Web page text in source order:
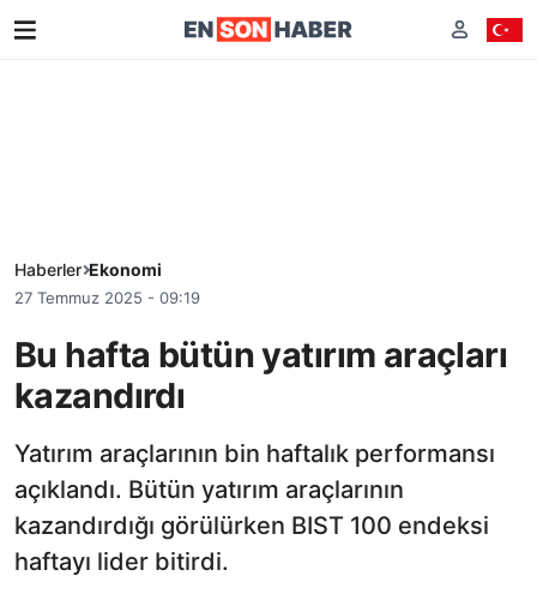
Haberler Ekonomi
27 Temmuz 2025 - 09:19
Bu hafta bütün yatırım araçları
kazandırdı
Yatırım araçlarının bin haftalık performansı
açıklandı. Bütün yatırım araçlarının
kazandırdığı görülürken BIST 100 endeksi
haftayı lider bitirdi.